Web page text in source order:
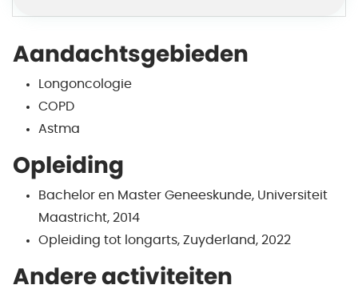
Aandachtsgebieden
Longoncologie
COPD
Astma
Opleiding
Bachelor en Master Geneeskunde, Universiteit
Maastricht, 2014
Opleiding tot longarts, Zuyderland, 2022
Andere activiteiten